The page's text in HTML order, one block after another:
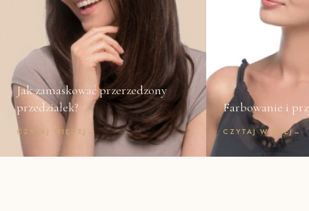
Jak zamaskować przerzedzony
przedziałek?
CZYTAJ WIĘCEJ →
Farbowanie i
CZYTAJ WIĘCEJ→